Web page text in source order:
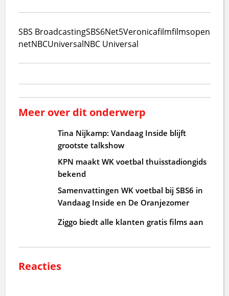
SBS BroadcastingSBS6Net5Veronicafilmfilmsopen
netNBCUniversalNBC Universal
Meer over dit onderwerp
Tina Nijkamp: Vandaag Inside blijft
grootste talkshow
KPN maakt WK voetbal thuisstadiongids
bekend
Samenvattingen WK voetbal bij SBS6 in
Vandaag Inside en De Oranjezomer
Ziggo biedt alle klanten gratis films aan
Reacties